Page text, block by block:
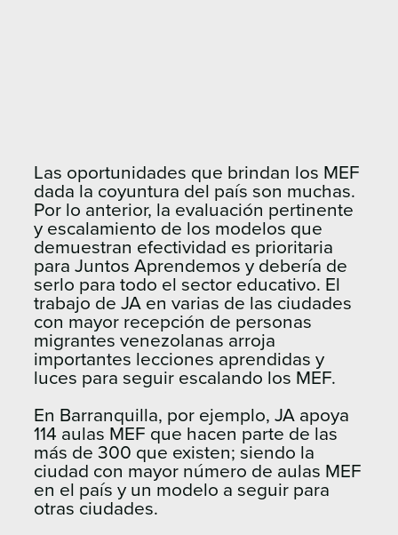
Las oportunidades que brindan los MEF
dada la coyuntura del país son muchas.
Por lo anterior, la evaluación pertinente
y escalamiento de los modelos que
demuestran efectividad es prioritaria
para Juntos Aprendemos y debería de
serlo para todo el sector educativo. El
trabajo de JA en varias de las ciudades
con mayor recepción de personas
migrantes venezolanas arroja
importantes lecciones aprendidas y
luces para seguir escalando los MEF.
En Barranquilla, por ejemplo, JA apoya
114 aulas MEF que hacen parte de las
más de 300 que existen; siendo la
ciudad con mayor número de aulas MEF
en el país y un modelo a seguir para
otras ciudades.